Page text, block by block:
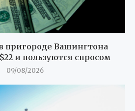
пригороде Вашингтона
и пользуются спросом
09/08/2026